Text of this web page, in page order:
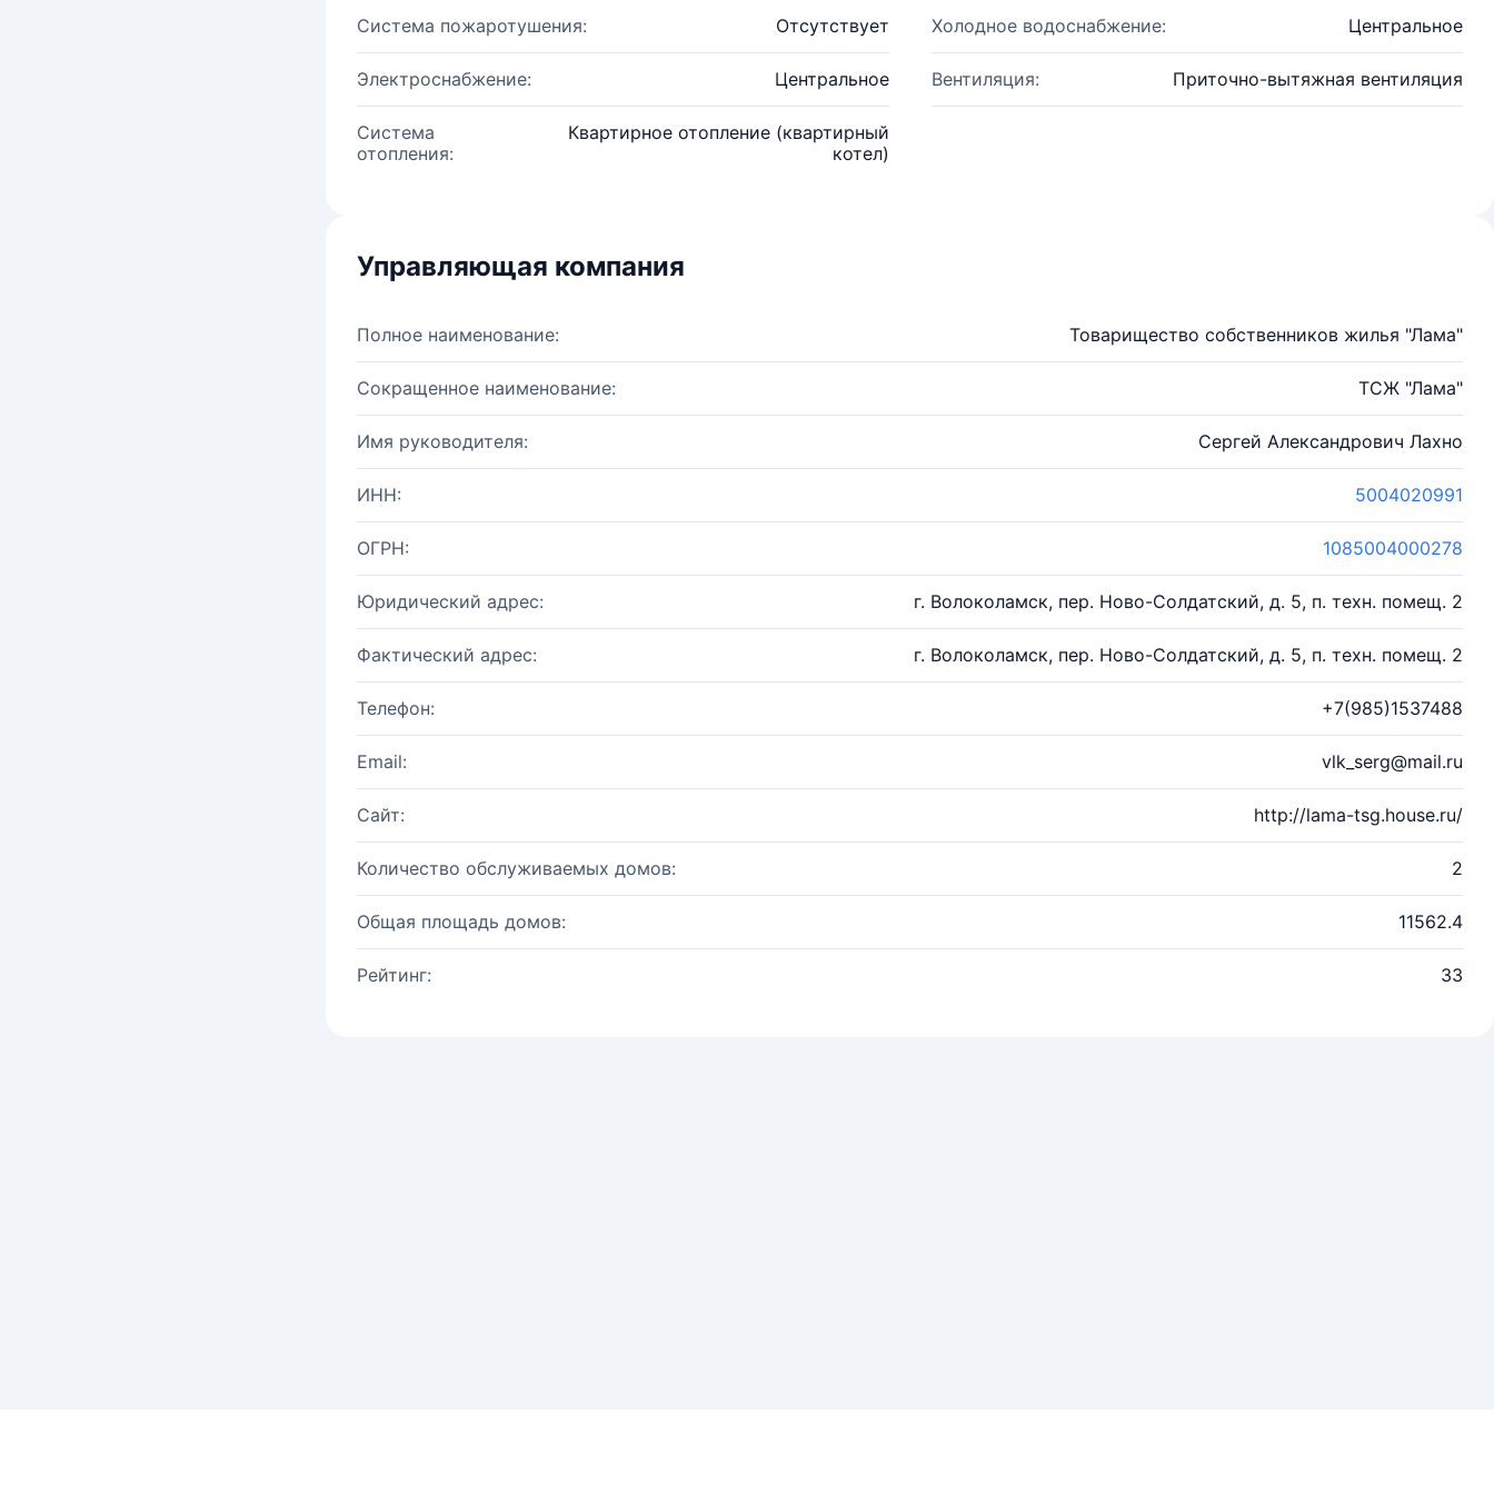
Система пожаротушения: Отсутствует Холодное водоснабжение: Центральное
Электроснабжение: Центральное Вентиляция: Приточно-вытяжная вентиляция
Система
отопления:
Квартирное отопление (квартирный
котел)
Управляющая компания
Полное наименование: Товарищество собственников жилья "Лама"
Сокращенное наименование: ТСЖ "Лама"
Имя руководителя: Сергей Александрович Лахно
ИНН: 5004020991
ОГРН: 1085004000278
Юридический адрес: г. Волоколамск, пер. Ново-Солдатский, д. 5, п. техн. помещ. 2
Фактический адрес: г. Волоколамск, пер. Ново-Солдатский, д. 5, п. техн. помещ. 2
Телефон: +7(985)1537488
Email: vlk_serg@mail.ru
Сайт: http://lama-tsg.house.ru/
Количество обслуживаемых домов: 2
Общая площадь домов: 11562.4
Рейтинг: 33